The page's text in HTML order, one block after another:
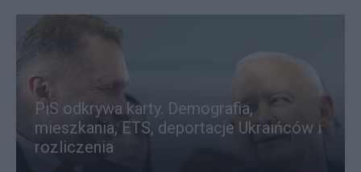
PiS odkrywa karty. Demografia,
mieszkania, ETS, deportacje Ukraińców i
rozliczenia